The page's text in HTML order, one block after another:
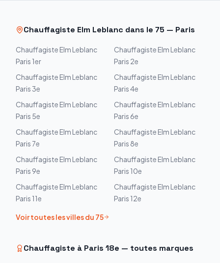
Chauffagiste Elm Leblanc dans le 75 — Paris
Chauffagiste Elm Leblanc
Paris 1er
Chauffagiste Elm Leblanc
Paris 2e
Chauffagiste Elm Leblanc
Paris 3e
Chauffagiste Elm Leblanc
Paris 4e
Chauffagiste Elm Leblanc
Paris 5e
Chauffagiste Elm Leblanc
Paris 6e
Chauffagiste Elm Leblanc
Paris 7e
Chauffagiste Elm Leblanc
Paris 8e
Chauffagiste Elm Leblanc
Paris 9e
Chauffagiste Elm Leblanc
Paris 10e
Chauffagiste Elm Leblanc
Paris 11e
Chauffagiste Elm Leblanc
Paris 12e
Voir toutes les villes du 75
Chauffagiste à Paris 18e — toutes marques